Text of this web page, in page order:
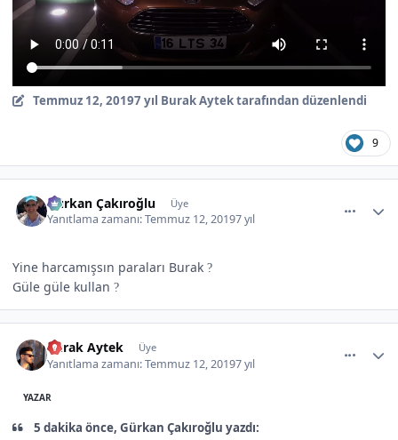
Temmuz 12, 20197 yıl Burak Aytek tarafından düzenlendi
9
Gürkan Çakıroğlu Üye
Yanıtlama zamanı:Temmuz 12, 20197 yıl
Yine harcamışsın paraları Burak ?
Güle güle kullan ?
Burak Aytek Üye
Yanıtlama zamanı:Temmuz 12, 20197 yıl
YAZAR
5 dakika önce, Gürkan Çakıroğlu yazdı: